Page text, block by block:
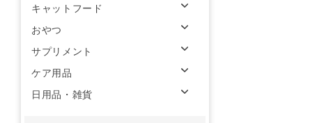
キャットフード
おやつ
サプリメント
ケア用品
日用品・雑貨